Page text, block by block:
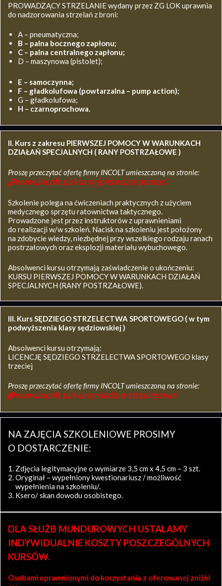
PROWADZĄCY STRZELANIE wydany przez ZG LOK uprawnia
do nadzorowania strzelań z broni:
A – pneumatyczna;
B – palna bocznego zapłonu;
C – palna centralnego zapłonu;
D – maszynowa (pistolet);
E – samoczynna;
F – gładkolufowa (powtarzalna – pump action);
G – gładkolufowa;
H – czarnoprochowa.
II. Kurs z zakresu PIERWSZEJ POMOCY W WARUNKACH
DZIAŁAŃ SPECJALNYCH ( RANY POSTRZAŁOWE )
Proszę przeczytać ofertę firmy INCOLT umieszczoną na stronie:
www.incolt.pl/kursy/pierwsza-pomoc/
Szkolenie polega na ćwiczeniach praktycznych z użyciem
medycznego sprzętu ratownictwa taktycznego.
Prowadzone jest przez instruktorów z uprawnieniami
do realizacji w/w szkoleń. Nacisk na szkoleniu jest położony
na zdobycie wiedzy, niezbędnej przy wszelkiego rodzaju ranach
postrzałowych oraz eksplozji materiału wybuchowego.
Absolwenci kursu otrzymają zaświadczenie o ukończeniu:
KURSU PIERWSZEJ POMOCY W WARUNKACH DZIAŁAŃ
SPECJALNYCH (RANY POSTRZAŁOWE).
III. Kurs SĘDZIEGO STRZELECTWA SPORTOWEGO ( w tym
podwyższenia klasy sędziowskiej )
Absolwenci kursu otrzymają:
LICENCJĘ SĘDZIEGO STRZELECTWA SPORTOWEGO klasy
trzeciej
Proszę przeczytać ofertę firmy INCOLT umieszczoną na stronie:
www.incolt.pl/kursy/sedzia-strzelectwa/
NA ZAJĘCIA SZKOLENIOWE PROSIMY
O DOSTARCZENIE:
Zdjęcia legitymacyjne o wymiarze 3,5 cm x 4,5 cm – 3 szt.
Oryginał – wypełniony kwestionariusz / możliwość
wypełnienia na szkoleniu/.
Ksero/ skan dowodu osobistego.
DLA SŁUŻB MUNDUROWYCH USTALAMY
INDYWIDUALNIE KOSZTY POSZCZEGÓLNYCH
KURSÓW.
Osobami uprawnionymi do korzystania z oferowanej zniżki